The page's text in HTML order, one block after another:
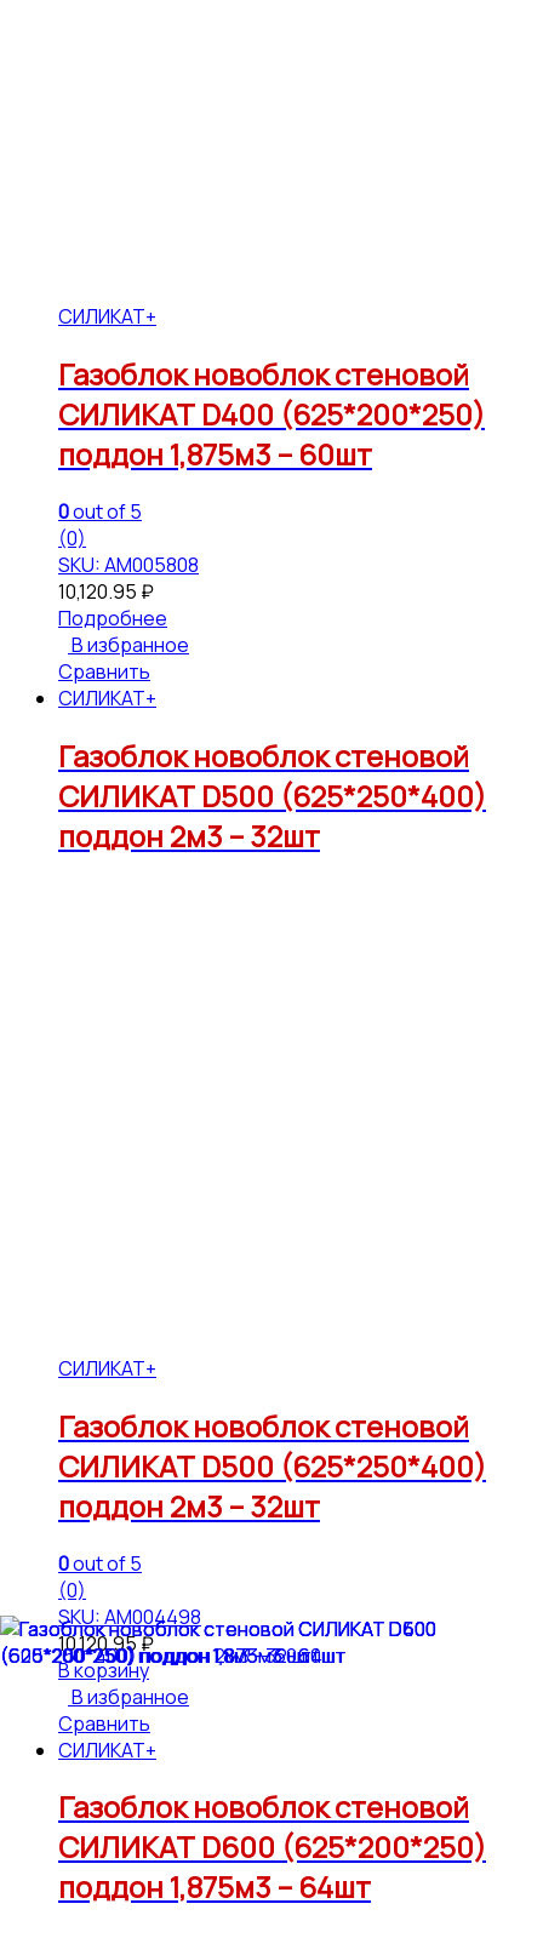
СИЛИКАТ+
Газоблок новоблок стеновой
СИЛИКАТ D400 (625*200*250)
поддон 1,875м3 – 60шт
0out of 5
(0)
SKU: АМ005808
10,120.95 ₽
Подробнее
В избранное
Сравнить
СИЛИКАТ+
Газоблок новоблок стеновой
СИЛИКАТ D500 (625*250*400)
поддон 2м3 – 32шт
СИЛИКАТ+
Газоблок новоблок стеновой
СИЛИКАТ D500 (625*250*400)
поддон 2м3 – 32шт
0out of 5
(0)
SKU: АМ004498
10,120.95₽
В корзину
В избранное
Сравнить
СИЛИКАТ+
Газоблок новоблок стеновой
СИЛИКАТ D600 (625*200*250)
поддон 1,875м3 – 64шт